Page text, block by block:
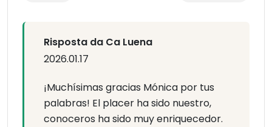
Risposta da Ca Luena
2026.01.17
¡Muchísimas gracias Mónica por tus
palabras! El placer ha sido nuestro,
conoceros ha sido muy enriquecedor.